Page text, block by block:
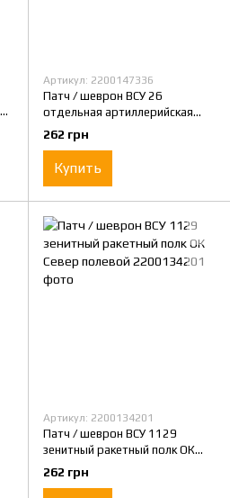
Артикул: 2200147336
Патч / шеврон ВСУ 26
отдельная артиллерийская
бригада ОК Север полевой
262 грн
Купить
Артикул: 2200134201
Патч / шеврон ВСУ 1129
зенитный ракетный полк ОК
Север полевой
262 грн